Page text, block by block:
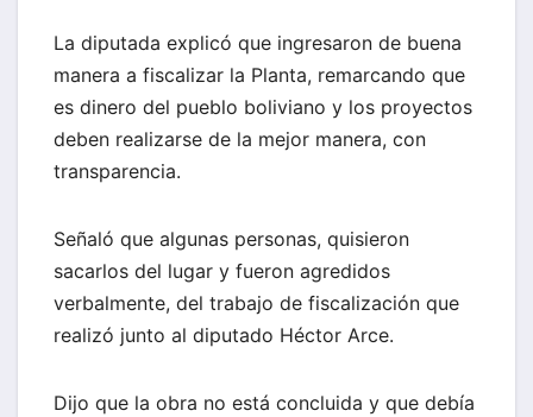
La diputada explicó que ingresaron de buena
manera a fiscalizar la Planta, remarcando que
es dinero del pueblo boliviano y los proyectos
deben realizarse de la mejor manera, con
transparencia.
Señaló que algunas personas, quisieron
sacarlos del lugar y fueron agredidos
verbalmente, del trabajo de fiscalización que
realizó junto al diputado Héctor Arce.
Dijo que la obra no está concluida y que debía